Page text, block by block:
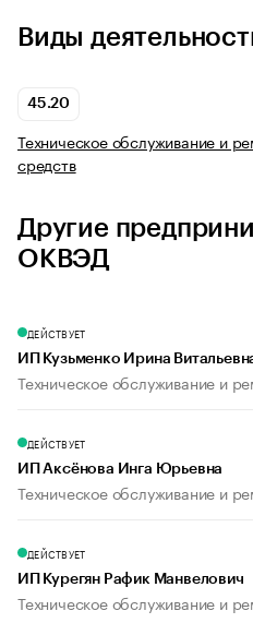
Виды
45.20
Техническое обслуживание и
средств
Другие
ОКВЭД
ДЕЙСТВУЕТ
ИП Кузьменко Ирина
Техническое обслуживание и
ДЕЙСТВУЕТ
ИП Аксёнова Инга Юрьевна
Техническое обслуживание и
ДЕЙСТВУЕТ
ИП Курегян Рафик Манвелович
Техническое обслуживание и